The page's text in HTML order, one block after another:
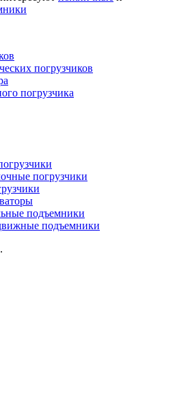
погрузчиков
погрузчика
погрузчики
подъемники
подъемники